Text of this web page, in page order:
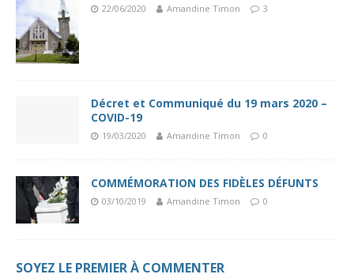
22/06/2020 Amandine Timon 3
Décret et Communiqué du 19 mars 2020 –
COVID-19
19/03/2020 Amandine Timon 0
COMMÉMORATION DES FIDÈLES DÉFUNTS
03/10/2019 Amandine Timon 0
SOYEZ LE PREMIER À COMMENTER